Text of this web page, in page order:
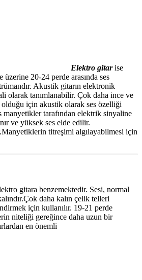
Elektro gitarise
20-24 perde arasında ses
Akustik gitarın elektronik
olarak tanımlanabilir. Çok daha ince ve
için akustik olarak ses özelliği
manyetikler tarafından elektrik sinyaline
ve yüksek ses elde edilir.
titreşimi algılayabilmesi için
gitara benzemektedir. Sesi, normal
daha kalın çelik telleri
için kullanılır. 19-21 perde
niteliği gereğince daha uzun bir
en önemli